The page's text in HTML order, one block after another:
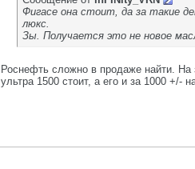
Фигасе она стоит, да за такие
люкс.
Зы. Получается это не новое
Роснефть сложно в продаже найти.
ультра 1500 стоит, а его и за 1000 +/-